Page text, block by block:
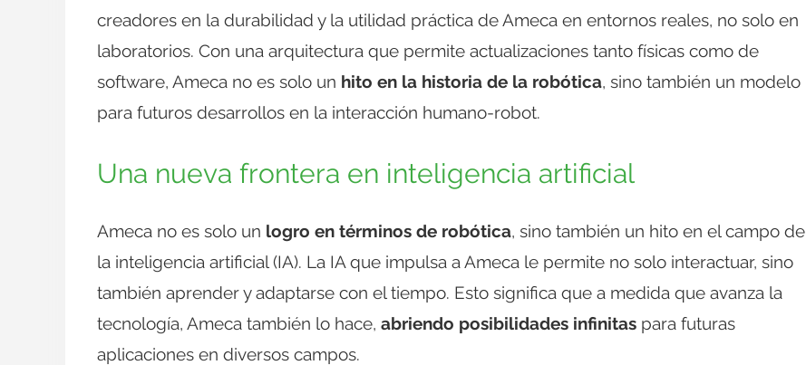
creadores en la durabilidad y la utilidad práctica de Ameca en entornos reales, no solo en
laboratorios. Con una arquitectura que permite actualizaciones tanto físicas como de
software, Ameca no es solo un hito en la historia de la robótica, sino también un modelo
para futuros desarrollos en la interacción humano-robot.
Una nueva frontera en inteligencia artificial
Ameca no es solo un logro en términos de robótica, sino también un hito en el campo de
la inteligencia artificial (IA). La IA que impulsa a Ameca le permite no solo interactuar, sino
también aprender y adaptarse con el tiempo. Esto significa que a medida que avanza la
tecnología, Ameca también lo hace, abriendo posibilidades infinitas para futuras
aplicaciones en diversos campos.